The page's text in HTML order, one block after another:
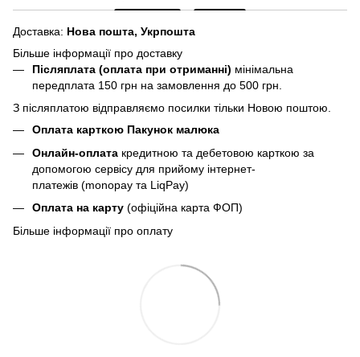
Доставка: Нова пошта, Укрпошта
Більше інформації про доставку
Післяплата (оплата при отриманні) мінімальна
передплата 150 грн на замовлення до 500 грн.
З післяплатою відправляємо посилки тільки Новою поштою.
Оплата карткою Пакунок малюка
Онлайн-оплата кредитною та дебетовою карткою за
допомогою сервісу для прийому інтернет-
платежів (monopay та LiqPay)
Оплата на карту (офіційна карта ФОП)
Більше інформації про оплату